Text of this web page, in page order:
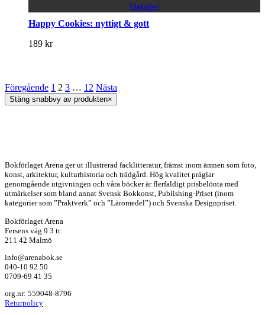
Detaljer
Happy Cookies: nyttigt & gott
189 kr
Föregående 1 2 3 … 12 Nästa
Stäng snabbvy av produkten×
Bokförlaget Arena ger ut illustrerad facklitteratur, främst inom ämnen som foto,
konst, arkitektur, kulturhistoria och trädgård. Hög kvalitet präglar
genomgående utgivningen och våra böcker är flerfaldigt prisbelönta med
utmärkelser som bland annat Svensk Bokkonst, Publishing-Priset (inom
kategorier som ”Praktverk” och ”Läromedel”) och Svenska Designpriset.
Bokförlaget Arena
Fersens väg 9 3 tr
211 42 Malmö
info@arenabok.se
040-10 92 50
0709-69 41 35
org.nr: 559048-8796
Returpolicy